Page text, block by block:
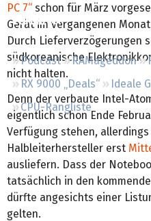
Forum
Podcast RAMageddon
RX 9000 „Deals“
Ideale
CPU-Rangliste
PC 7“ schon für März
Gerät im vergangenen
Durch Lieferverzögerungen
südkoreanische
nicht halten.
Denn der verbaute Intel-
eigentlich schon Ende
Verfügung stehen,
Halbleiterhersteller erst
ausliefern. Dass der
tatsächlich in den
dürfte angesichts einer
gelten.